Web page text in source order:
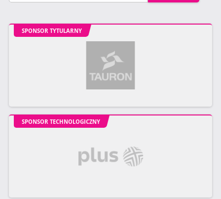
SPONSOR TYTULARNY
SPONSOR TECHNOLOGICZNY